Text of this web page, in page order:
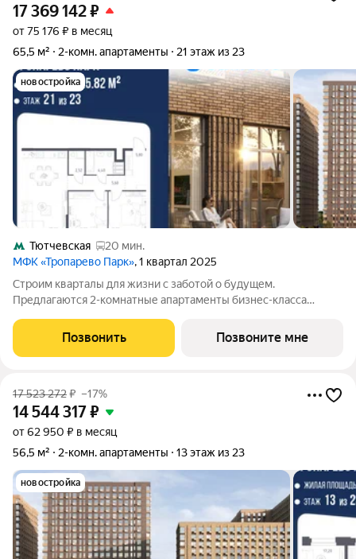
17 369 142₽
от 75 176 ₽ в месяц
65,5 м²
2-комн. апартаменты 21 этаж из 23
новостройка
Тютчевская
20 мин.
МФК «Тропарево Парк», 1 квартал 2025
Строим кварталы для жизни с заботой о будущем.
Предлагаются 2-комнатные апартаменты бизнес-класса
этаже, в жилом комплексе "Тропарево Парк".Проект строится
полностью с отделкой, которая
Позвонить Позвоните мне
17 523 272₽ –17%
14 544 317₽
от 62 950 ₽ в месяц
56,5 м²
2-комн. апартаменты 13 этаж из 23
новостройка